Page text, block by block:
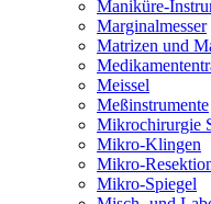
Maniküre-
Marginalmesser
Matrizen und
Meissel
Meßinstrumente
Mikrochirurgie
Mikro-Klingen
Mikro-
Mikro-Spiegel